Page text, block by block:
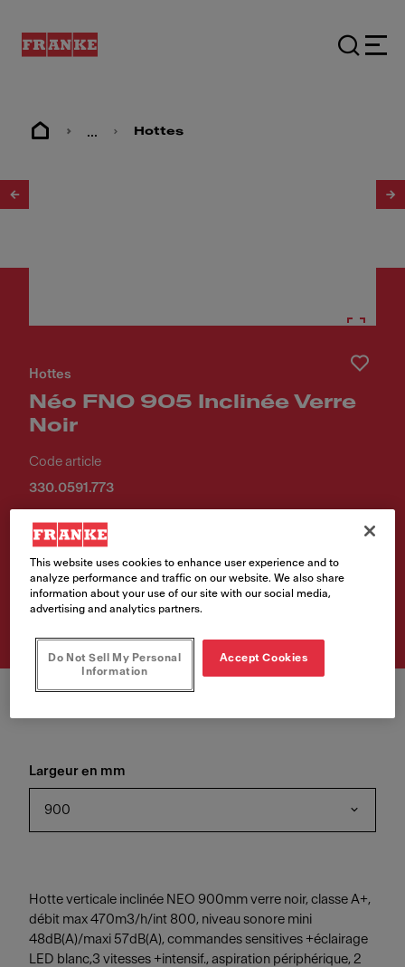
... Hottes
Hottes
Néo FNO 905 Inclinée Verre
Noir
Code article
330.0591.773
Retrouvez ce produit chez
l'un de nos revendeurs
Largeur en mm
900
Hotte verticale inclinée NEO 900mm verre noir, classe A+,
débit max 470m3/h/int 800, niveau sonore mini
48dB(A)/maxi 57dB(A), commandes sensitives +éclairage
LED blanc,3 vitesses +intensif., aspiration périphérique, 2
This website uses cookies to enhance user experience and to
analyze performance and traffic on our website. We also share
information about your use of our site with our social media,
advertising and analytics partners.
Do Not Sell My Personal
Information
Accept Cookies